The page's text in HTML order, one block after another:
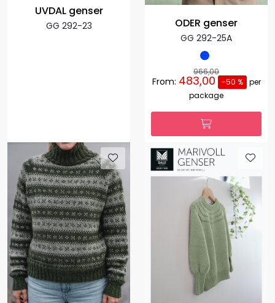
UVDAL genser
GG 292-23 ODER genser
GG 292-25A
966,00
From: 483,00 -50 %
per
package